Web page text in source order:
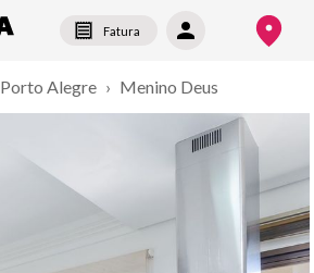
Fatura
Porto Alegre › Menino Deus